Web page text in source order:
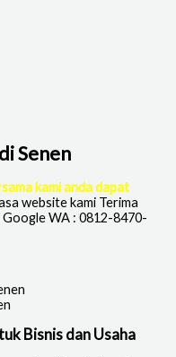
Senen
kami anda dapat
website kami Terima
WA : 0812-8470-
Bisnis dan Usaha